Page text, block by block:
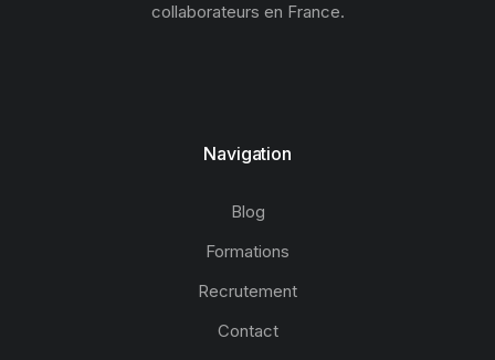
collaborateurs en France.
Navigation
Blog
Formations
Recrutement
Contact